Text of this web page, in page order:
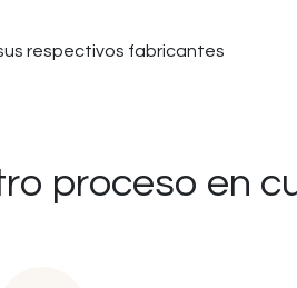
respectivos fabricantes
proceso en